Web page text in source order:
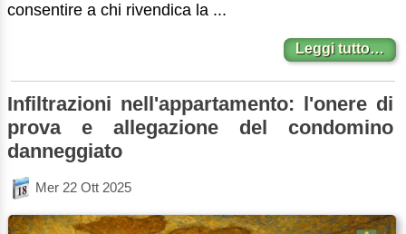
consentire a chi rivendica la ...
Leggi tutto…
Infiltrazioni nell'appartamento: l'onere di
prova e allegazione del condomino
danneggiato
Mer 22 Ott 2025